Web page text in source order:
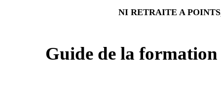
NI RETRAITE A
Guide de la